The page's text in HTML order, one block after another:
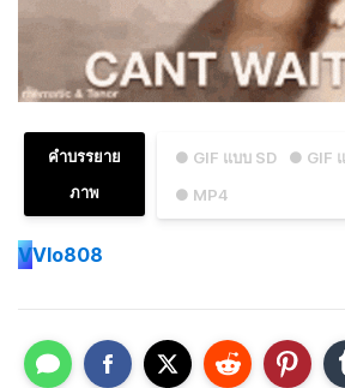
● GIF แบบ SD
● GIF
● MP4
คำบรรยาย
ภาพ
VVlo808